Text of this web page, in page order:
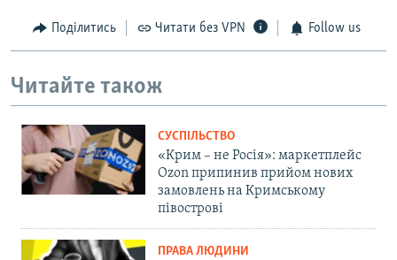
Поділитись Читати без VPN Follow us
Читайте також
СУСПІЛЬСТВО
«Крим – не Росія»: маркетплейс
Ozon припинив прийом нових
замовлень на Кримському
півострові
ПРАВА ЛЮДИНИ